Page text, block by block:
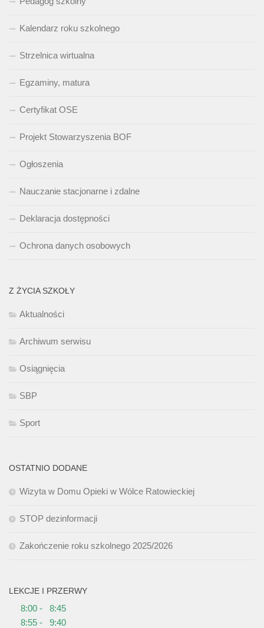
Kalendarz roku szkolnego
Strzelnica wirtualna
Egzaminy, matura
Certyfikat OSE
Projekt Stowarzyszenia BOF
Ogłoszenia
Nauczanie stacjonarne i zdalne
Deklaracja dostępności
Ochrona danych osobowych
Z ŻYCIA SZKOŁY
Aktualności
Archiwum serwisu
Osiągnięcia
SBP
Sport
OSTATNIO DODANE
Wizyta w Domu Opieki w Wólce Ratowieckiej
STOP dezinformacji
Zakończenie roku szkolnego 2025/2026
LEKCJE I PRZERWY
8:00 - 8:45
8:55 - 9:40